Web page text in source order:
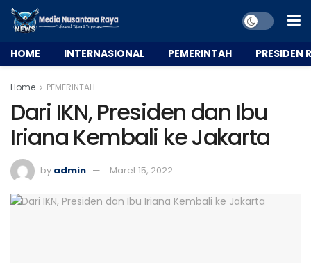
HOME INTERNASIONAL PEMERINTAH PRESIDEN
Home PEMERINTAH
Dari IKN, Presiden dan Ibu
Iriana Kembali ke Jakarta
by admin Maret 15, 2022